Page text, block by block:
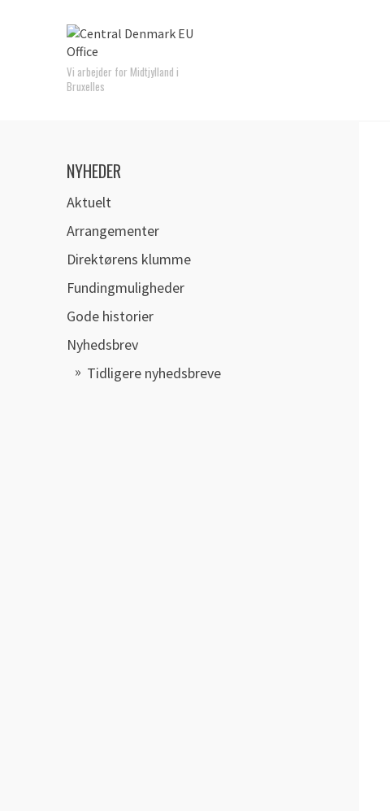
Vi arbejder for Midtjylland i
Bruxelles
NYHEDER
Aktuelt
Arrangementer
Direktørens klumme
Fundingmuligheder
Gode historier
Nyhedsbrev
Tidligere nyhedsbreve